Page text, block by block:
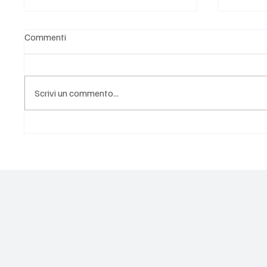
Commenti
Scrivi un commento...